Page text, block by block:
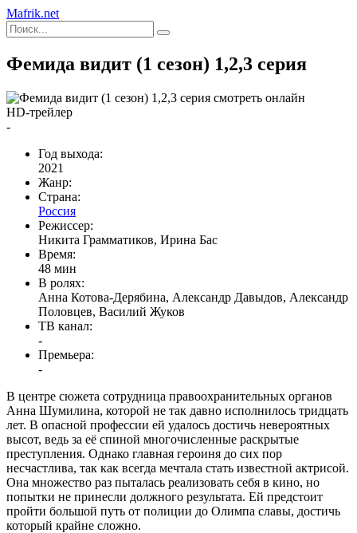
Mafrik.net
Фемида видит (1 сезон) 1,2,3 серия
HD-трейлер
-
Год выхода:
2021
Жанр:
Страна:
Россия
Режиссер:
Никита Грамматиков, Ирина Бас
Время:
48 мин
В ролях:
Анна Котова-Дерябина, Александр Давыдов, Александр
Половцев, Василий Жуков
ТВ канал:
-
Премьера:
-
В центре сюжета сотрудница правоохранительных органов
Анна Шумилина, которой не так давно исполнилось тридцать
лет. В опасной профессии ей удалось достичь невероятных
высот, ведь за её спиной многочисленные раскрытые
преступления. Однако главная героиня до сих пор
несчастлива, так как всегда мечтала стать известной актрисой.
Она множество раз пыталась реализовать себя в кино, но
попытки не принесли должного результата. Ей предстоит
пройти большой путь от полиции до Олимпа славы, достичь
который крайне сложно.